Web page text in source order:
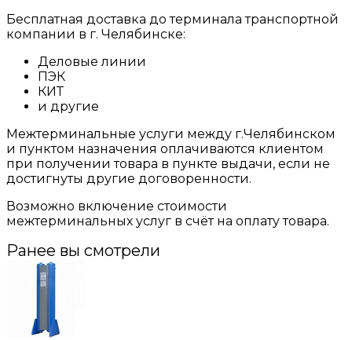
Бесплатная доставка до терминала транспортной
компании в г. Челябинске:
Деловые линии
ПЭК
КИТ
и другие
Межтерминальные услуги между г.Челябинском
и пунктом назначения оплачиваются клиентом
при получении товара в пункте выдачи, если не
достигнуты другие договоренности.
Возможно включение стоимости
межтерминальных услуг в счёт на оплату товара.
Ранее вы смотрели